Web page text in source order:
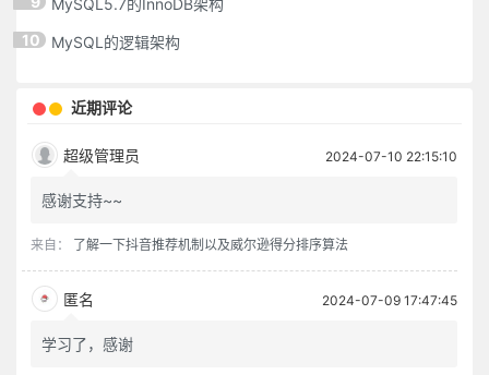
MySQL5.7的InnoDB架构
10
MySQL的逻辑架构
近期评论
超级管理员 2024-07-10 22:15:10
感谢支持~~
来自： 了解一下抖音推荐机制以及威尔逊得分排序算法
匿名 2024-07-09 17:47:45
学习了，感谢